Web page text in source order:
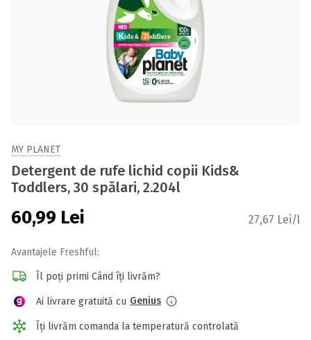
MY PLANET
Detergent de rufe lichid copii Kids&
Toddlers, 30 spălari, 2.204l
60,99 Lei 27,67 Lei/l
Avantajele Freshful:
Îl poți primi Când îți livrăm?
Ai livrare gratuită cu Genius
Îți livrăm comanda la temperatură controlată